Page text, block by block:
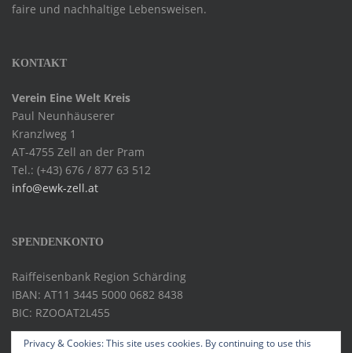
faire und nachhaltige Lebensweisen.
KONTAKT
Verein Eine Welt Kreis
Paul Neunhäuserer
Kranzlweg 1
AT-4755 Zell an der Pram
Tel.: (+43) 676 / 877 63 512
info@ewk-zell.at
SPENDENKONTO
Raiffeisenbank Region Schärding
IBAN: AT11 3445 5000 0682 8438
BIC: RZOOAT2L455
Privacy & Cookies: This site uses cookies. By continuing to use this